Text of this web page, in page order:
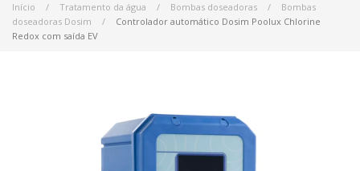
Início Tratamento da água Bombas doseadoras
Bombas
doseadoras Dosim
Controlador automático Dosim Poolux Chlorine
Redox com saída EV